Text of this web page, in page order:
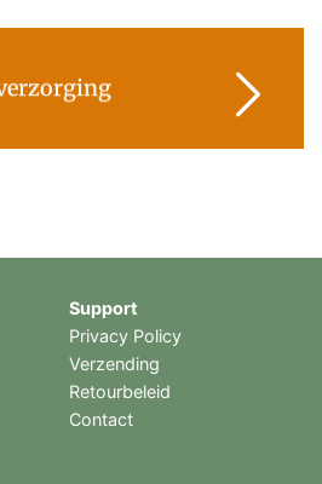
Support
Privacy Policy
Verzending
Retourbeleid
Contact